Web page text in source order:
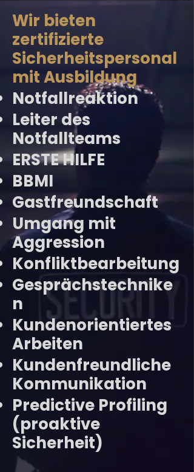
Wir bieten
zertifizierte
Sicherheitspersonal
mit Ausbildung
Notfallreaktion
Leiter des
Notfallteams
ERSTE HILFE
BBMI
Gastfreundschaft
Umgang mit
Aggression
Konfliktbearbeitung
Gesprächstechnike
n
Kundenorientiertes
Arbeiten
Kundenfreundliche
Kommunikation
Predictive Profiling
(proaktive
Sicherheit)